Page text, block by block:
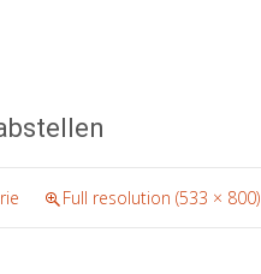
Full resolution (533 × 800)